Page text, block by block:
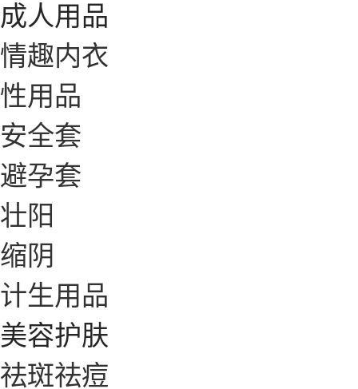
成人用品
情趣内衣
性用品
安全套
避孕套
壮阳
缩阴
计生用品
美容护肤
祛斑祛痘